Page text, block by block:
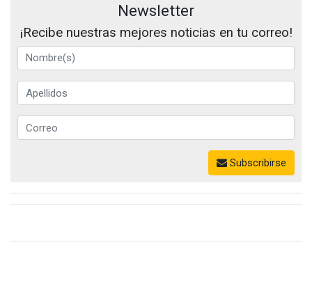
Newsletter
¡Recibe nuestras mejores noticias en tu correo!
Subscribirse